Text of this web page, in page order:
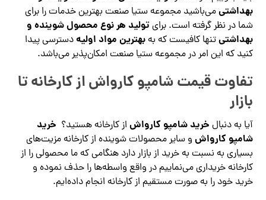
بهداشتیمی‌باشید مجموعه ستیا صنعت بهترین خدمات را برای
شما در نظر گرفته است. برایتولید هر نوع محصول شوینده و
بهداشتیتنها کافیست که بهبهترین مواد اولیهدسترسی پیدا
کنید که این امر در مجموعه ستیا صنعت امکان‌پذیر می‌باشد.
تفاوت قیمت شامپو کارواش از کارخانه تا
بازار
آیا به دنبال خرید شامپو کارواش از کارخانه هستید؟ خرید
شامپو کارواش و سایر محصولات شوینده از کارخانه مزیت‌های
بسیاری به نسبت به خرید از بازار دارد هنگامی که ما محصولی را از
کارخانه خریداری می‌نماییم در واقع واسطه‌ها را حذف نموده و
خرید خود را به صورت مستقیم از کارخانه انجام داده‌ایم.